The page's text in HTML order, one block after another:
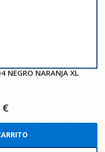
NEGRO NARANJA XL
€